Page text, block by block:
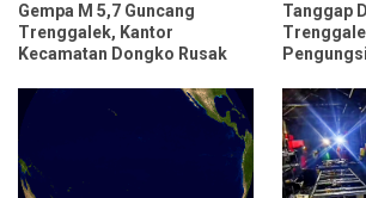
Gempa M 5,7 Guncang
Trenggalek, Kantor
Kecamatan Dongko Rusak
Tanggap